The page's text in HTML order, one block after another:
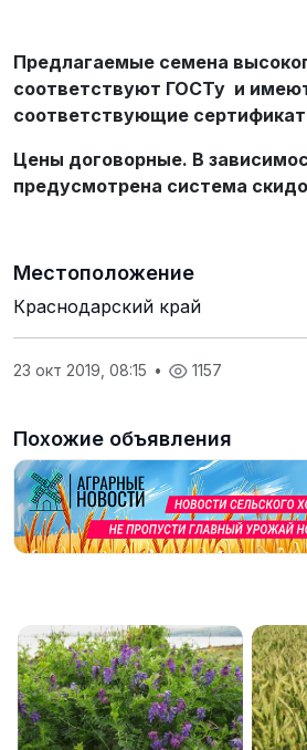
Предлагаемые семена
соответствуют ГОСТу и
соответствующие
Цены договорные. В
предусмотрена система
Местоположение
Краснодарский край
23 окт 2019, 08:15 • 1157
Похожие объявления